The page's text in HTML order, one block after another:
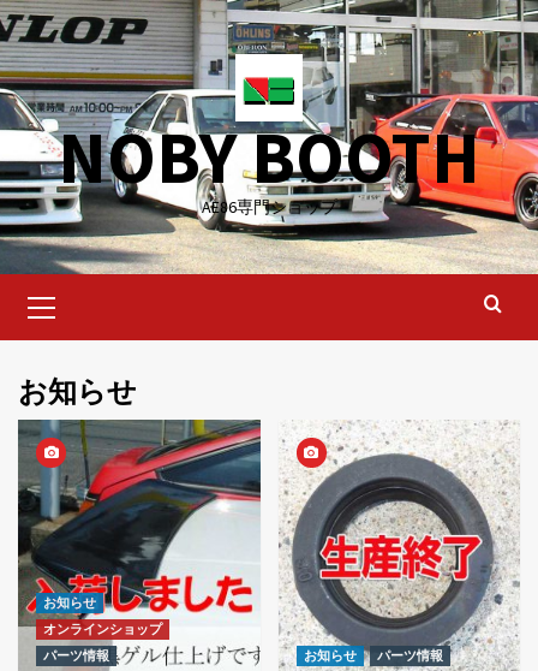
Skip
to
content
NOBY BOOTH
AE86専門ショップ
Menu
お知らせ
お知らせ
オンラインショップ
パーツ情報
お知らせ パーツ情報